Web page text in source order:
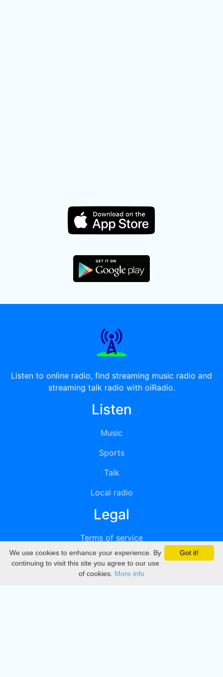
Listen to online radio, find streaming music radio and
streaming talk radio with oiRadio.
Listen
Music
Sports
Talk
Local radio
Legal
Terms of service
Privacy
DMCA
Got it!
We use cookies to enhance your experience. By
continuing to visit this site you agree to our use
of cookies. More info